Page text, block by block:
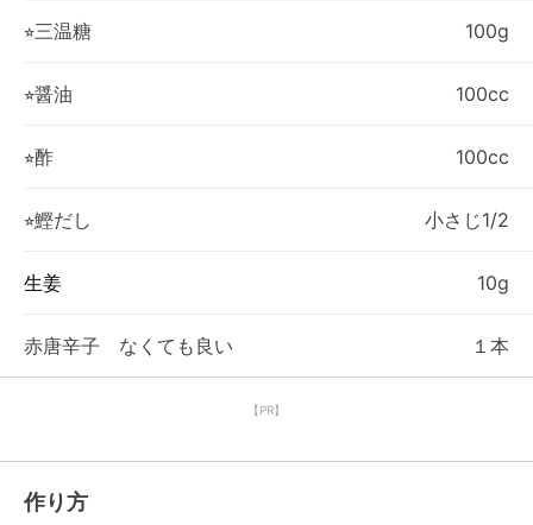
⭐︎三温糖 100g
⭐︎醤油 100cc
⭐︎酢 100cc
⭐︎鰹だし 小さじ1/2
生姜 10g
赤唐辛子 なくても良い １本
【PR】
作り方